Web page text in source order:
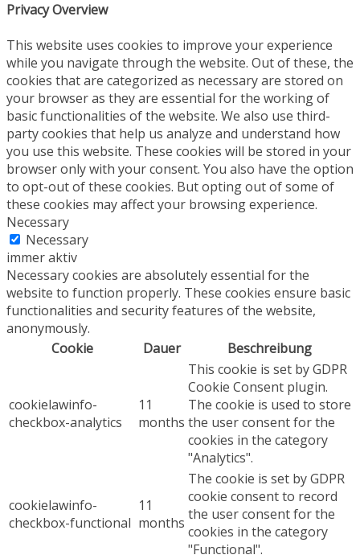
Privacy Overview
This website uses cookies to improve your experience
while you navigate through the website. Out of these, the
cookies that are categorized as necessary are stored on
your browser as they are essential for the working of
basic functionalities of the website. We also use third-
party cookies that help us analyze and understand how
you use this website. These cookies will be stored in your
browser only with your consent. You also have the option
to opt-out of these cookies. But opting out of some of
these cookies may affect your browsing experience.
Necessary
Necessary
immer aktiv
Necessary cookies are absolutely essential for the
website to function properly. These cookies ensure basic
functionalities and security features of the website,
anonymously.
Cookie
Dauer Beschreibung
cookielawinfo-
checkbox-analytics
11
months
This cookie is set by GDPR
Cookie Consent plugin.
The cookie is used to store
the user consent for the
cookies in the category
"Analytics".
cookielawinfo-
checkbox-functional
11
months
The cookie is set by GDPR
cookie consent to record
the user consent for the
cookies in the category
"Functional".